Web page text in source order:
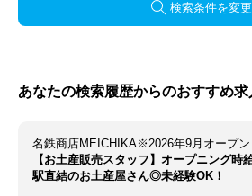
検索条件を変更
あなたの検索履歴からのおすすめ求
名鉄商店MEICHIKA※2026年9月オープン
【お土産販売スタッフ】オープニング時
駅直結のお土産屋さん◎未経験OK！